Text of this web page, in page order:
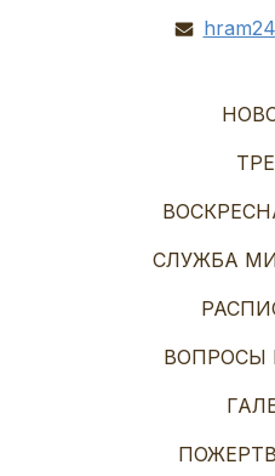
СЛУЖБА
ВОПРОСЫ